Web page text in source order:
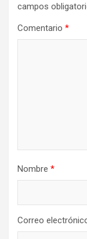
campos
Comentario *
Nombre *
Correo